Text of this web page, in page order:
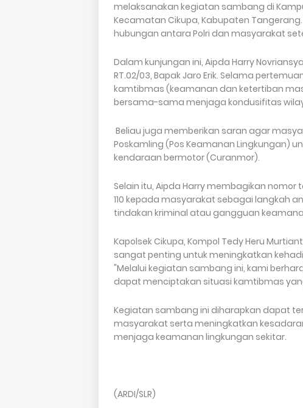
melaksanakan kegiatan sambang di
Kecamatan Cikupa, Kabupaten
hubungan antara Polri dan masyarakat
Dalam kunjungan ini, Aipda Harry
RT.02/03, Bapak Jaro Erik. Selama
kamtibmas (keamanan dan ketertiban
bersama-sama menjaga kondusifitas
Beliau juga memberikan saran agar
Poskamling (Pos Keamanan Lingkungan)
kendaraan bermotor (Curanmor).
Selain itu, Aipda Harry membagikan
110 kepada masyarakat sebagai langkah
tindakan kriminal atau gangguan
Kapolsek Cikupa, Kompol Tedy Heru
sangat penting untuk meningkatkan
"Melalui kegiatan sambang ini, kami
dapat menciptakan situasi kamtibmas
Kegiatan sambang ini diharapkan dapat
masyarakat serta meningkatkan
menjaga keamanan lingkungan sekitar.
(ARDI/SLR)